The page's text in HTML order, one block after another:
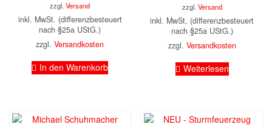
zzgl.Versand
inkl. MwSt. (differenzbesteuert
nach §25a UStG.)
zzgl.Versandkosten
In den Warenkorb
ist:
zzgl. Versand
inkl. MwSt. (differenzbesteuert
nach §25a UStG.)
zzgl. Versandkosten
Weiterlesen